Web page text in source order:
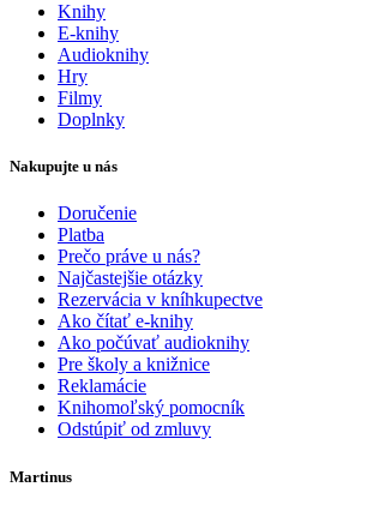
Knihy
E-knihy
Audioknihy
Hry
Filmy
Doplnky
Nakupujte u nás
Doručenie
Platba
Prečo práve u nás?
Najčastejšie otázky
Rezervácia v kníhkupectve
Ako čítať e-knihy
Ako počúvať audioknihy
Pre školy a knižnice
Reklamácie
Knihomoľský pomocník
Odstúpiť od zmluvy
Martinus